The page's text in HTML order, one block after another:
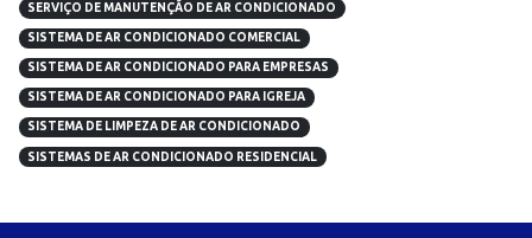
SERVIÇO DE MANUTENÇÃO DE AR CONDICIONADO
SISTEMA DE AR CONDICIONADO COMERCIAL
SISTEMA DE AR CONDICIONADO PARA EMPRESAS
SISTEMA DE AR CONDICIONADO PARA IGREJA
SISTEMA DE LIMPEZA DE AR CONDICIONADO
SISTEMAS DE AR CONDICIONADO RESIDENCIAL